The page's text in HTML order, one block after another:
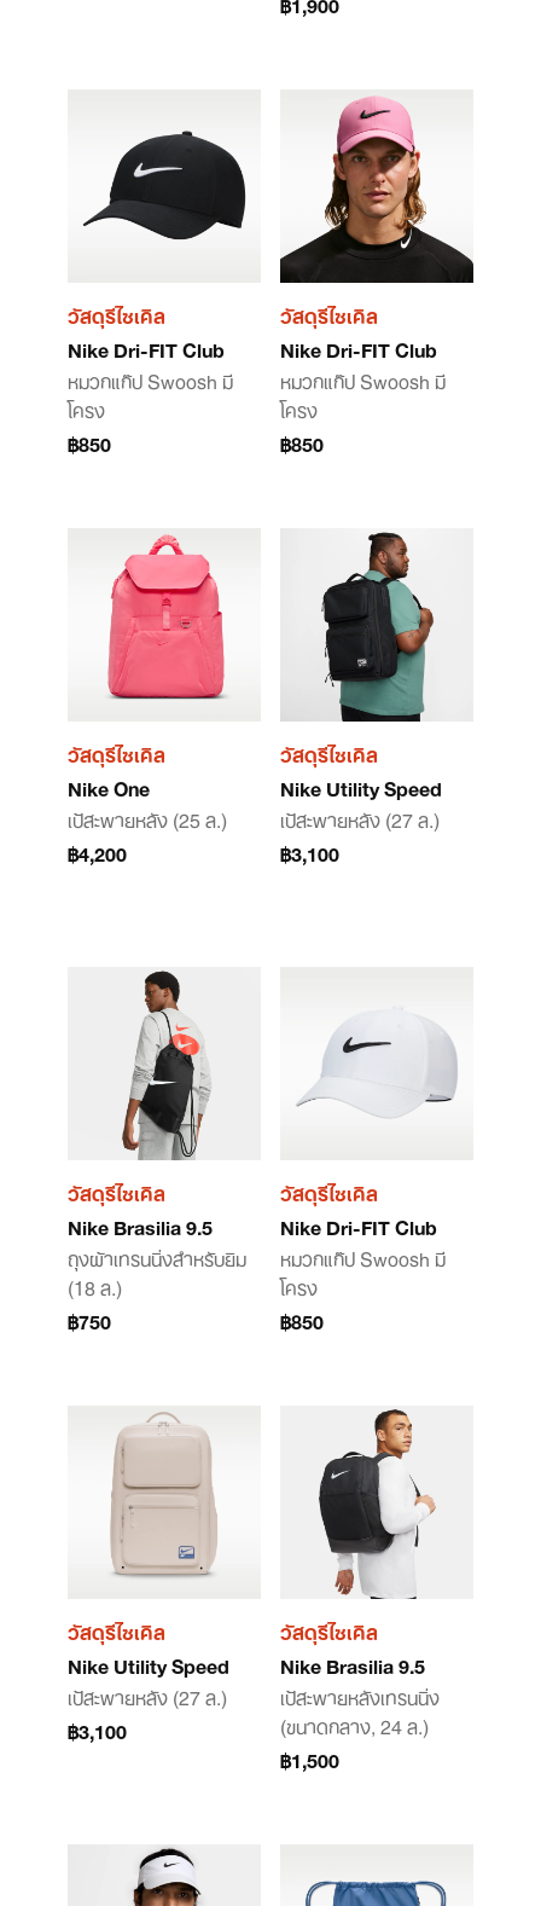
วัสดุรีไซเคิล
Nike Dri-FIT Club
หมวกแก๊ป Swoosh มี
โครง
฿850
วัสดุรีไซเคิล
Nike Dri-FIT Club
หมวกแก๊ป Swoosh มี
โครง
฿850
วัสดุรีไซเคิล
Nike One
เป้สะพายหลัง (25 ล.)
฿4,200
วัสดุรีไซเคิล
Nike Utility Speed
เป้สะพายหลัง (27 ล.)
฿3,100
วัสดุรีไซเคิล
Nike Brasilia 9.5
ถุงผ้าเทรนนิ่งสำหรับยิม
(18 ล.)
฿750
วัสดุรีไซเคิล
Nike Dri-FIT Club
หมวกแก๊ป Swoosh มี
โครง
฿850
วัสดุรีไซเคิล
Nike Utility Speed
เป้สะพายหลัง (27 ล.)
฿3,100
วัสดุรีไซเคิล
Nike Brasilia 9.5
เป้สะพายหลังเทรนนิ่ง
(ขนาดกลาง, 24 ล.)
฿1,500